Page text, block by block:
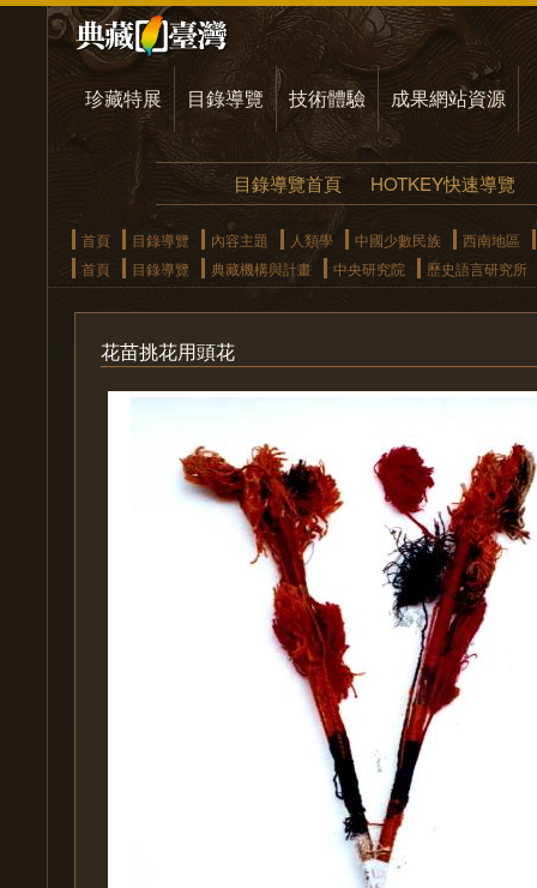
珍藏特展 目錄導覽 技術體驗 成果網站資源
目錄導覽首頁 HOTKEY快速導覽
首頁 目錄導覽 內容主題 人類學 中國少數民族
西南地區
首頁
目錄導覽 典藏機構與計畫 中央研究院 歷史語言研究所
花苗挑花用頭花